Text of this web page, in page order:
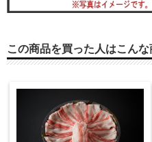
この商品を買った人はこん